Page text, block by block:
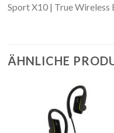
Sport X10 | True Wireless
ÄHNLICHE